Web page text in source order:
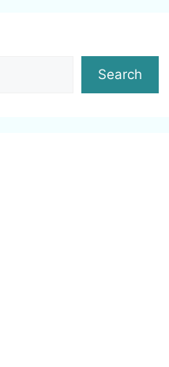
Search